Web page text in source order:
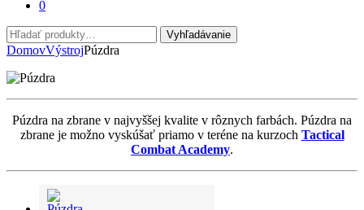
0
Hľadať:
Vyhľadávanie
DomovVýstrojPúzdra
Púzdra na zbrane v najvyššej kvalite v rôznych farbách. Púzdra na
zbrane je možno vyskúšať priamo v teréne na kurzoch Tactical
Combat Academy.